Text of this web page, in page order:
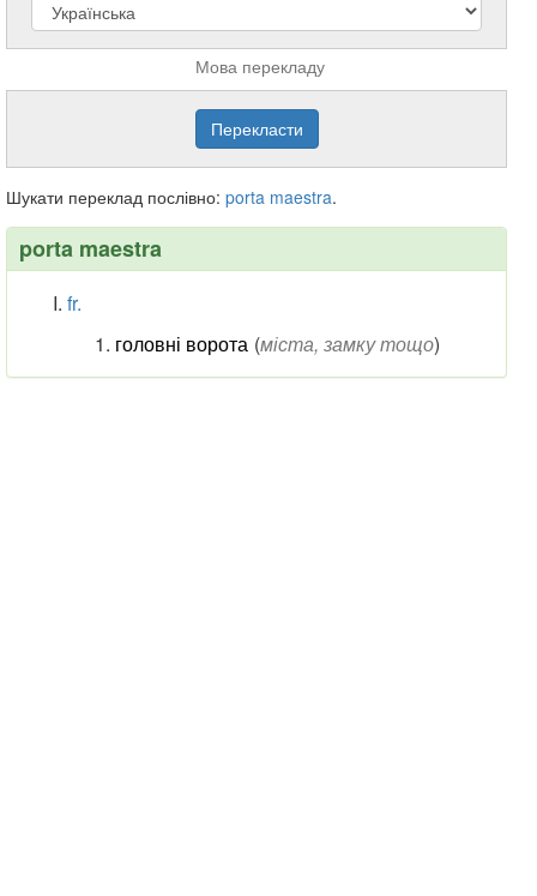
Мова перекладу
Шукати переклад послівно: porta maestra.
porta maestra
fr.
головні ворота (міста, замку тощо)